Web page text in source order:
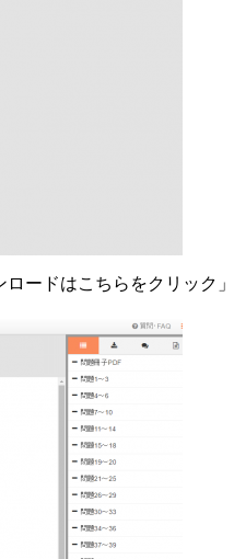
ードはこちらをクリック